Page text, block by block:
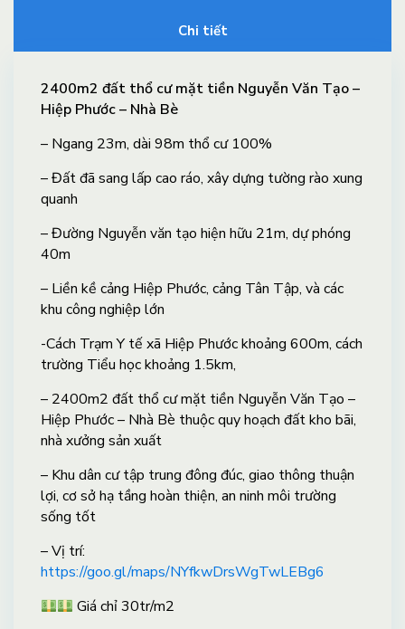
Chi tiết
2400m2 đất thổ cư mặt tiền Nguyễn Văn Tạo –
Hiệp Phước – Nhà Bè
– Ngang 23m, dài 98m thổ cư 100%
– Đất đã sang lấp cao ráo, xây dựng tường rào xung
quanh
– Đường Nguyễn văn tạo hiện hữu 21m, dự phóng
40m
– Liền kề cảng Hiệp Phước, cảng Tân Tập, và các
khu công nghiệp lớn
-Cách Trạm Y tế xã Hiệp Phước khoảng 600m, cách
trường Tiểu học khoảng 1.5km,
– 2400m2 đất thổ cư mặt tiền Nguyễn Văn Tạo –
Hiệp Phước – Nhà Bè thuộc quy hoạch đất kho bãi,
nhà xưởng sản xuất
– Khu dân cư tập trung đông đúc, giao thông thuận
lợi, cơ sở hạ tầng hoàn thiện, an ninh môi trường
sống tốt
– Vị trí:
https://goo.gl/maps/NYfkwDrsWgTwLEBg6
Giá chỉ 30tr/m2